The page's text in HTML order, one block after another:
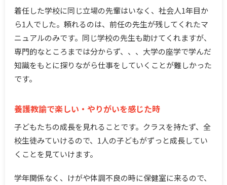
着任した学校に同じ立場の先輩はいなく、社会人1年目か
ら1人でした。頼れるのは、前任の先生が残してくれたマ
ニュアルのみです。同じ学校の先生も助けてくれますが、
専門的なところまでは分からず、、、大学の座学で学んだ
知識をもとに探りながら仕事をしていくことが難しかった
です。
養護教諭で楽しい・やりがいを感じた時
子どもたちの成長を見れることです。クラスを持たず、全
校生徒みていけるので、1人の子どもがずっと成長してい
くことを見ていけます。
学年関係なく、けがや体調不良の時に保健室に来るので、